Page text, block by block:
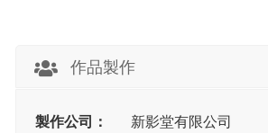
作品製作
製作公司：
新影堂有限公司